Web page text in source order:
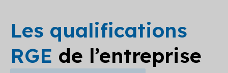
Les qualifications
RGE de l’entreprise